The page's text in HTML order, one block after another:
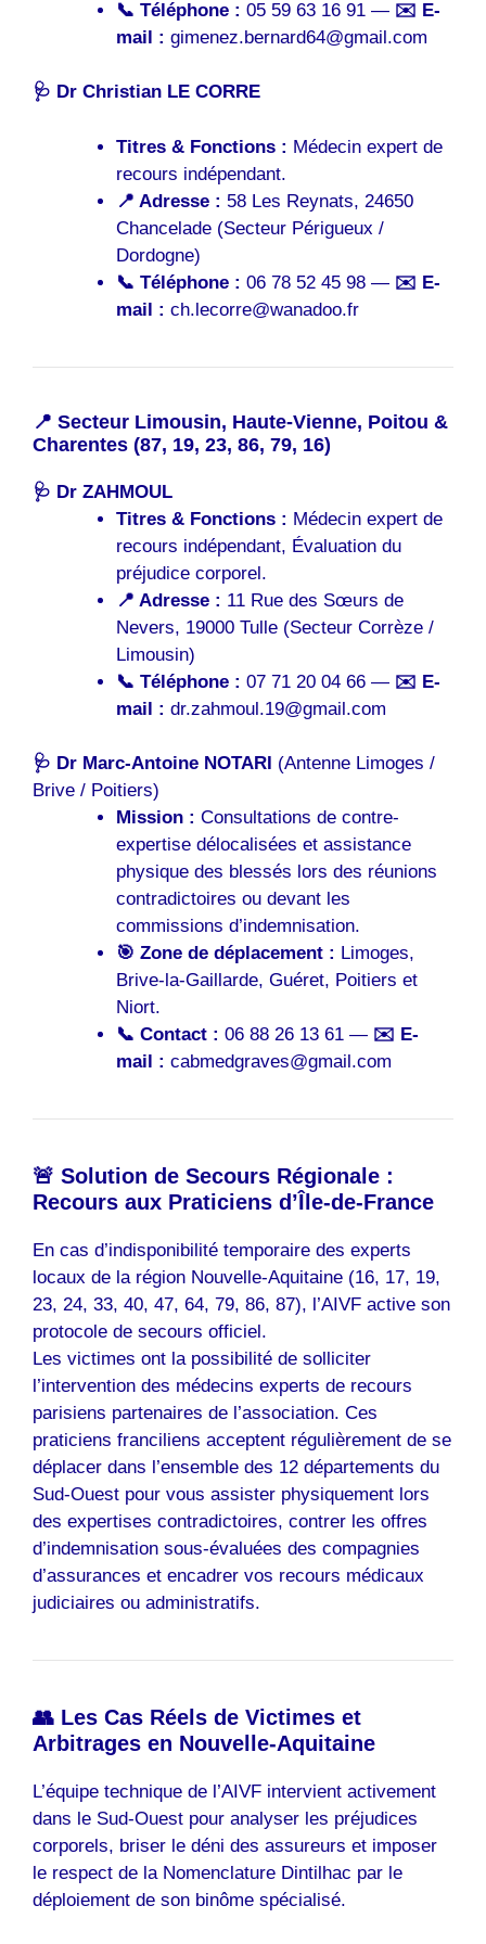
📞 Téléphone : 05 59 63 16 91 — ✉️ E-
mail : gimenez.bernard64@gmail.com
🩺 Dr Christian LE CORRE
Titres & Fonctions : Médecin expert de
recours indépendant.
📍 Adresse : 58 Les Reynats, 24650
Chancelade (Secteur Périgueux /
Dordogne)
📞 Téléphone : 06 78 52 45 98 — ✉️ E-
mail : ch.lecorre@wanadoo.fr
📍 Secteur Limousin, Haute-Vienne, Poitou &
Charentes (87, 19, 23, 86, 79, 16)
🩺 Dr ZAHMOUL
Titres & Fonctions : Médecin expert de
recours indépendant, Évaluation du
préjudice corporel.
📍 Adresse : 11 Rue des Sœurs de
Nevers, 19000 Tulle (Secteur Corrèze /
Limousin)
📞 Téléphone : 07 71 20 04 66 — ✉️ E-
mail : dr.zahmoul.19@gmail.com
🩺 Dr Marc-Antoine NOTARI (Antenne Limoges /
Brive / Poitiers)
Mission : Consultations de contre-
expertise délocalisées et assistance
physique des blessés lors des réunions
contradictoires ou devant les
commissions d’indemnisation.
🎯 Zone de déplacement : Limoges,
Brive-la-Gaillarde, Guéret, Poitiers et
Niort.
📞 Contact : 06 88 26 13 61 — ✉️ E-
mail : cabmedgraves@gmail.com
🚨 Solution de Secours Régionale :
Recours aux Praticiens d’Île-de-France
En cas d’indisponibilité temporaire des experts
locaux de la région Nouvelle-Aquitaine (16, 17, 19,
23, 24, 33, 40, 47, 64, 79, 86, 87), l’AIVF active son
protocole de secours officiel.
Les victimes ont la possibilité de solliciter
l’intervention des médecins experts de recours
parisiens partenaires de l’association. Ces
praticiens franciliens acceptent régulièrement de se
déplacer dans l’ensemble des 12 départements du
Sud-Ouest pour vous assister physiquement lors
des expertises contradictoires, contrer les offres
d’indemnisation sous-évaluées des compagnies
d’assurances et encadrer vos recours médicaux
judiciaires ou administratifs.
👥 Les Cas Réels de Victimes et
Arbitrages en Nouvelle-Aquitaine
L’équipe technique de l’AIVF intervient activement
dans le Sud-Ouest pour analyser les préjudices
corporels, briser le déni des assureurs et imposer
le respect de la Nomenclature Dintilhac par le
déploiement de son binôme spécialisé.